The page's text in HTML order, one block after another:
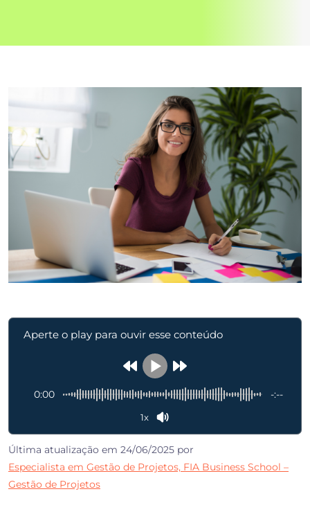
Aperte o play para ouvir esse conteúdo
0:00 -:--
1x
Última atualização em 24/06/2025 por
Especialista em Gestão de Projetos, FIA Business School –
Gestão de Projetos